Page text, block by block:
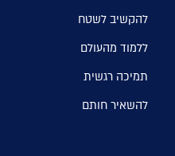
להקשיב לשטח
ללמוד מהעולם
תמיכה רגשית
להשאיר חותם